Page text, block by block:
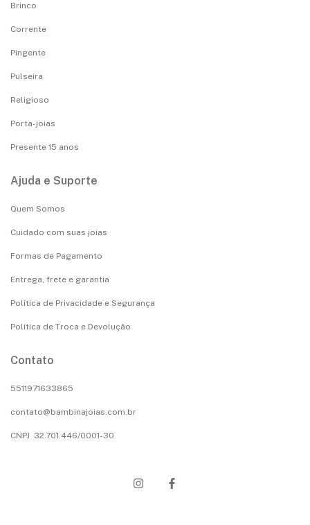
Brinco
Corrente
Pingente
Pulseira
Religioso
Porta-joias
Presente 15 anos
Ajuda e Suporte
Quem Somos
Cuidado com suas joias
Formas de Pagamento
Entrega, frete e garantia
Política de Privacidade e Segurança
Política de Troca e Devolução
Contato
5511971633865
contato@bambinajoias.com.br
CNPJ 32.701.446/0001-30